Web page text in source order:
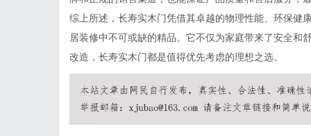
综上所述，长寿实木门凭借其卓越的物理性能、环保健
居装修中不可或缺的精品。它不仅为家庭带来了安全和
改造，长寿实木门都是值得优先考虑的理想之选。